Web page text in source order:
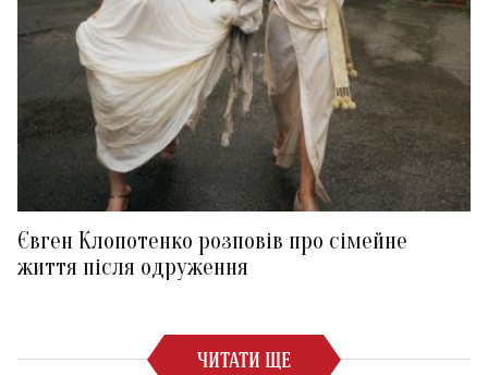
Євген Клопотенко розповів про сімейне
життя після одруження
ЧИТАТИ ЩЕ